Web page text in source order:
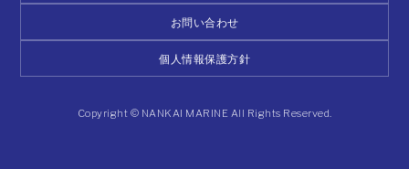
お問い合わせ
個人情報保護方針
Copyright © NANKAI MARINE All Rights Reserved.